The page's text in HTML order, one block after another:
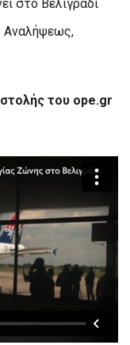
στο Βελιγράδι
Αναλήψεως,
του ope.gr